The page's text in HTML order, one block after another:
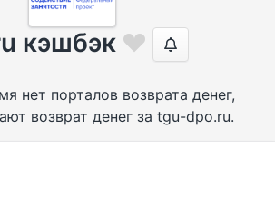
кэшбэк
нет порталов возврата денег,
возврат денег за tgu-dpo.ru.